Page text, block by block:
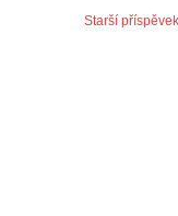
Starší příspěvek